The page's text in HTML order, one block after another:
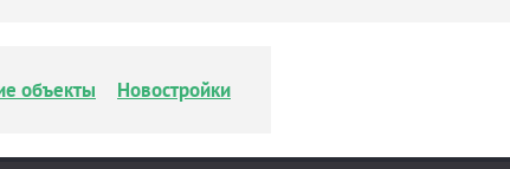
объекты Новостройки